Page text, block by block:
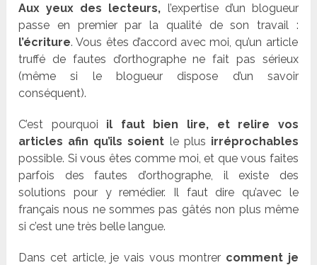
Aux yeux des lecteurs, l’expertise d’un blogueur
passe en premier par la qualité de son travail :
l’écriture. Vous êtes d’accord avec moi, qu’un article
truffé de fautes d’orthographe ne fait pas sérieux
(même si le blogueur dispose d’un savoir
conséquent).
C’est pourquoi il faut bien lire, et relire vos
articles afin qu’ils soient le plus irréprochables
possible. Si vous êtes comme moi, et que vous faites
parfois des fautes d’orthographe, il existe des
solutions pour y remédier. Il faut dire qu’avec le
français nous ne sommes pas gâtés non plus même
si c’est une très belle langue.
Dans cet article, je vais vous montrer comment je